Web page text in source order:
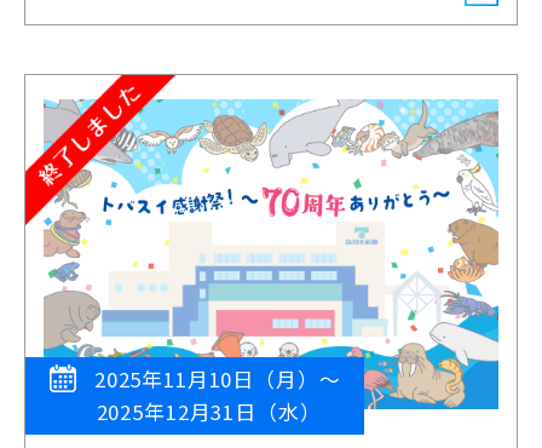
2025年11月10日（月）～
2025年12月31日（水）